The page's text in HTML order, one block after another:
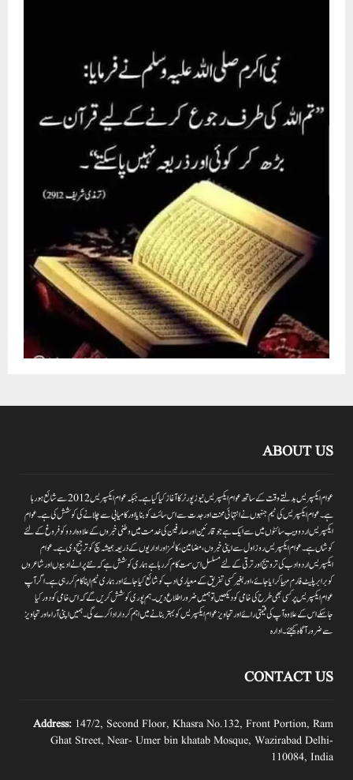
ABOUT US
عوام ایکسپریس بدلتے وقت کے ساتھ عوام ایکسپریس نیوز پورٹر کا آغاز کیا گیا ہے۔جبکہ عوام ایکسپریس 2012سے شائع ہورہا
ہے۔ عوام ایکسپریس کی ٹیم جنہوں نے انتہائی محنت اور جدت سے اس سائٹ کو بنایا اور کامیابی سے چلانے کی کوشش کی ہے۔عوام
ایکسپریس اردو ویب سائٹوں میں سے ایک ہے جو قارئین اور صارفین کی خدمت میں وطنی خبروں کے علاوہ اردو کو فروغ کے لئے
کوشاں ہے۔عوام ایکسپریس روز اول سے اپنی خبروں ،مضامین ،کالمز اور اداریوں کے ذریعہ ہمیشہ سچ کو ترجیح دی ہے۔عوام
ایکسپریس اردو ادب کی ترویج اور ترقی کے لئے مسلسل اس سمت کام کر رہا ہے ہماری کوشش ہے کہ نئے پرانے ادیبوں اور شاعروں
کو برابر پلیٹ فارم مہیا کرایا جائے،اور بغیر کسی تفریق کے معیاری ادب کو شائع کیا جائے اور ہماری ٹیم اپنا کام کر رہی ہے۔اگر آپ
عوام ایکسپریس پر کسی بھی طرح کی خامی کو دیکھیں تو ہمیں ضرور اطلاع دیں۔ہم پوری کوشش کریں گے کہ اس خامی کو دور کیا
جاسکے اس کے علاوہ آپ کی قیمتی رائے اور تجاویز عوام ایکسپریس کو بہتر بنانے میں اہم کردار اداکرے گی۔ہمیں اپنی آراءاور تجاویز
سے ضرور آگاہ کیجئے۔ ادارہ
CONTACT US
Address: 147/2, Second Floor, Khasra No.132, Front Portion, Ram
Ghat Street, Near- Umer bin khatab Mosque, Wazirabad Delhi-
110084, India